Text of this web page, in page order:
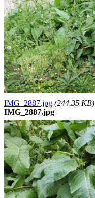
IMG_2887.jpg (244.35 KB)
IMG_2887.jpg